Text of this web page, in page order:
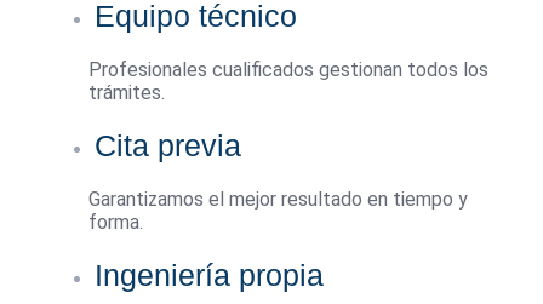
Equipo técnico
Profesionales cualificados gestionan todos los
trámites.
Cita previa
Garantizamos el mejor resultado en tiempo y
forma.
Ingeniería propia